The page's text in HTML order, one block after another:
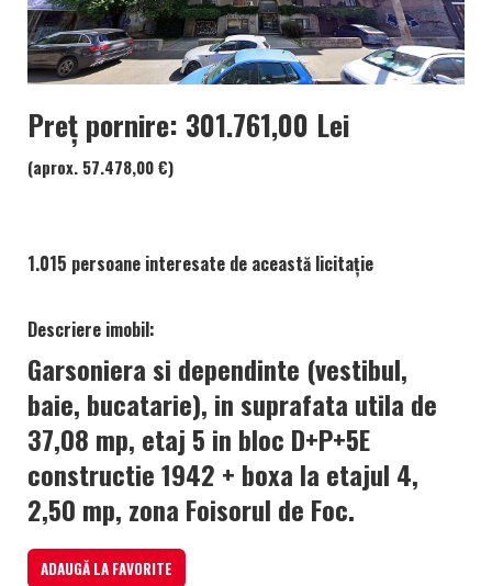
Preț pornire: 301.761,00 Lei
(aprox. 57.478,00 €)
1.015 persoane interesate de această licitație
Descriere imobil:
Garsoniera si dependinte (vestibul,
baie, bucatarie), in suprafata utila de
37,08 mp, etaj 5 in bloc D+P+5E
constructie 1942 + boxa la etajul 4,
2,50 mp, zona Foisorul de Foc.
ADAUGĂ LA FAVORITE